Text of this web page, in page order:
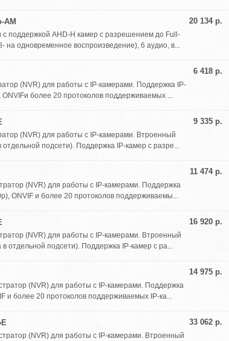
20 134 р.
AM
поддержкой AHD-H камер с разрешением до Full-
на одновременное воспроизведение), 6 аудио, в...
6 418 р.
(NVR) для работы с IP-камерами. Поддержка IP-
более 20 протоколов поддерживаемых ...
9 335 р.
(NVR) для работы с IP-камерами. Втроенный
отдельной подсети). Поддержка IP-камер с разре...
11 474 р.
(NVR) для работы с IP-камерами. Поддержка
ONVIF и более 20 протоколов поддерживаемы...
16 920 р.
(NVR) для работы с IP-камерами. Втроенный
отдельной подсети). Поддержка IP-камер с ра...
14 975 р.
(NVR) для работы с IP-камерами. Поддержка
и более 20 протоколов поддерживаемых IP-ка...
33 062 р.
(NVR) для работы с IP-камерами. Втроенный